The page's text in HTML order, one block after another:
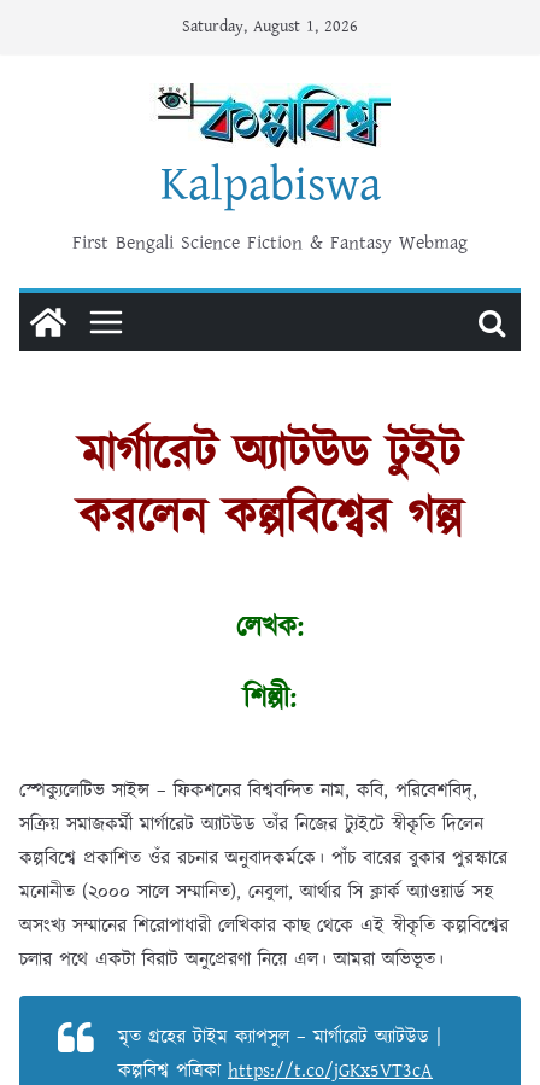
Saturday, August 1, 2026
Kalpabiswa
First Bengali Science Fiction & Fantasy Webmag
মার্গারেট অ্যাটউড টুইট
করলেন কল্পবিশ্বের গল্প
লেখক:
শিল্পী:
স্পেক্যুলেটিভ সাইন্স – ফিকশনের বিশ্ববন্দিত নাম, কবি, পরিবেশবিদ্‌,
সক্রিয় সমাজকর্মী মার্গারেট অ্যাটউড তাঁর নিজের ট্যুইটে স্বীকৃতি দিলেন
কল্পবিশ্বে প্রকাশিত ওঁর রচনার অনুবাদকর্মকে। পাঁচ বারের বুকার পুরস্কারে
মনোনীত (২০০০ সালে সম্মানিত), নেবুলা, আর্থার সি ক্লার্ক অ্যাওয়ার্ড সহ
অসংখ্য সম্মানের শিরোপাধারী লেখিকার কাছ থেকে এই স্বীকৃতি কল্পবিশ্বের
চলার পথে একটা বিরাট অনুপ্রেরণা নিয়ে এল। আমরা অভিভূত।
মৃত গ্রহের টাইম ক্যাপসুল – মার্গারেট অ্যাটউড |
কল্পবিশ্ব পত্রিকা https://t.co/jGKx5VT3cA